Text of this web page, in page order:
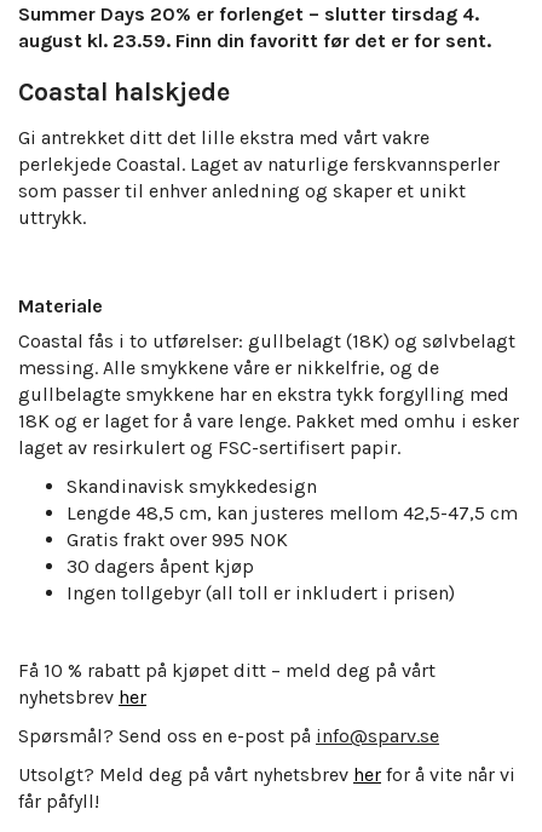
Summer Days 20% er forlenget – slutter tirsdag 4.
august kl. 23.59. Finn din favoritt før det er for sent.
Coastal halskjede
Gi antrekket ditt det lille ekstra med vårt vakre
perlekjede Coastal. Laget av naturlige ferskvannsperler
som passer til enhver anledning og skaper et unikt
uttrykk.
Materiale
Coastal fås i to utførelser: gullbelagt (18K) og sølvbelagt
messing. Alle smykkene våre er nikkelfrie, og de
gullbelagte smykkene har en ekstra tykk forgylling med
18K og er laget for å vare lenge. Pakket med omhu i esker
laget av resirkulert og FSC-sertifisert papir.
Skandinavisk smykkedesign
Lengde 48,5 cm, kan justeres mellom 42,5-47,5 cm
Gratis frakt over 995 NOK
30 dagers åpent kjøp
Ingen tollgebyr (all toll er inkludert i prisen)
Få 10 % rabatt på kjøpet ditt – meld deg på vårt
nyhetsbrev her
Spørsmål? Send oss en e-post på info@sparv.se
Utsolgt? Meld deg på vårt nyhetsbrev her for å vite når vi
får påfyll!